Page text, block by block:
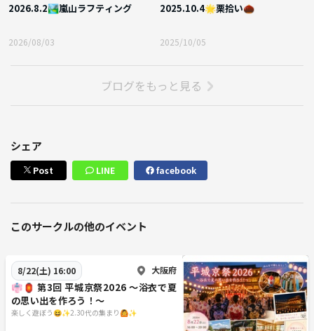
2026.8.2🏞嵐山ラフティング
2026/08/03
2025.10.4🌟栗拾い🌰
2025/10/05
ブログをもっと見る
シェア
Post LINE facebook
このサークルの他のイベント
8/22(土) 16:00 大阪府
👘🏮 第3回 平城京祭2026 ～浴衣で夏
の思い出を作ろう！～
楽しく遊ぼう😆✨2.30代の集まり🙆✨